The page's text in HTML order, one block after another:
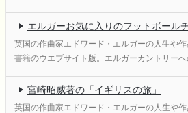
エルガーお気に入りのフットボール
英国の作曲家エドワード・エルガーの人生や
書籍のウエブサイト版。エルガーカントリー
宮崎昭威著の「イギリスの旅」
英国の作曲家エドワード・エルガーの人生や